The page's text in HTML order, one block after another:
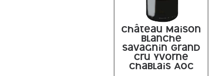
Château Maison
Blanche
Savagnin Grand
Cru Yvorne
Chablais AOC